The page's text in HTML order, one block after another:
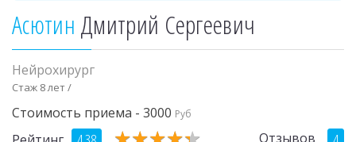
Асютин Дмитрий Сергеевич
Нейрохирург
Стаж 8 лет /
Стоимость приема - 3000 Руб
Отзывов